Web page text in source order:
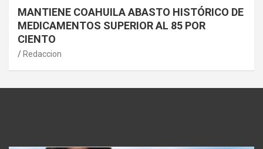
MANTIENE COAHUILA ABASTO HISTÓRICO DE
MEDICAMENTOS SUPERIOR AL 85 POR
CIENTO
Redaccion